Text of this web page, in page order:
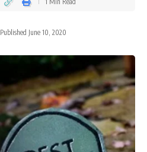
Published June 10, 2020